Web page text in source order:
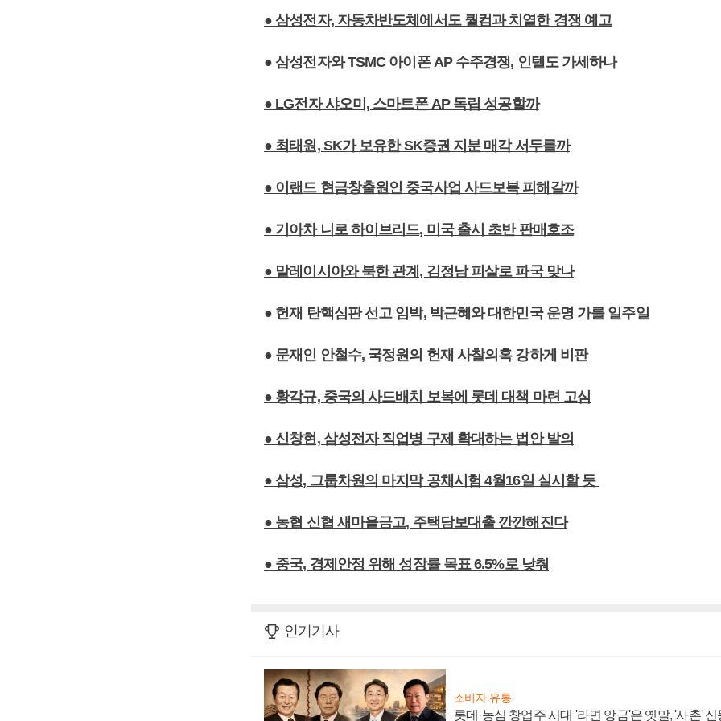
● 삼성전자, 자동차반도체에서도 퀄컴과 치열한 경쟁 예고
● 삼성전자와 TSMC 아이폰 AP 수주경쟁, 인텔도 가세하나
● LG전자 샤오미, 스마트폰 AP 독립 성공할까
● 최태원, SK가 보유한 SK증권 지분 매각 서두를까
● 이랜드 현금창출원인 중국사업 사드보복 피해갈까
● 기아차 니로 하이브리드, 미국 출시 초반 판매호조
● 말레이시아와 북한 관계, 김정남 피살로 파국 맞나
● 헌재 탄핵심판 선고 임박, 박근혜와 대한민국 운명 가를 일주일
● 문재인 안철수, 국정원의 헌재 사찰의혹 강하게 비판
● 황각규, 중국의 사드배치 보복에 롯데 대책 마련 고심
● 신창현, 삼성전자 직업병 구제 확대하는 법안 발의
● 삼성, 그룹차원의 마지막 공채시험 4월16일 실시할 듯
● 농협 신협 새마을금고, 주택담보대출 깐깐해진다
● 중국, 경제안정 위해 성장률 목표 6.5%로 낮춰
인기기사
소비자·유통
롯데·농심 창업주 시대 '라면 앙금'은 옛말, '사촌' 신